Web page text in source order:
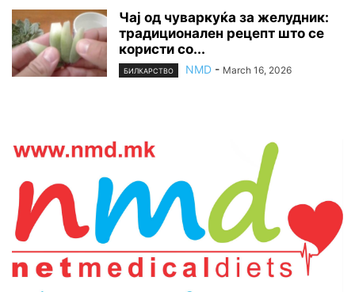
Чај од чуваркуќа за желудник:
традиционален рецепт што се
користи со...
БИЛКАРСТВО NMD - March 16, 2026